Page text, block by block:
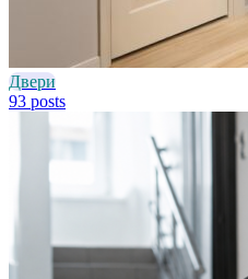
Двери
93 posts